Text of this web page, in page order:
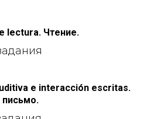
lectura. Чтение.
e interacción escritas.
письмо.